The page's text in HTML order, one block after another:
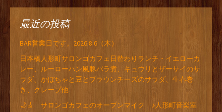
最近の投稿
BAR営業日です。2026.8.6（木）
日本橋人形町サロンゴカフェ日替わりランチ・イエローカ
レー、ルーローハン風豚バラ煮、キュウリとザーサイのサ
ラダ、かぼちゃと豆とブラウンチーズのサラダ、生春巻
き、クレープ他
🌙🎸 サロンゴカフェのオープンマイク ♪人形町音楽室